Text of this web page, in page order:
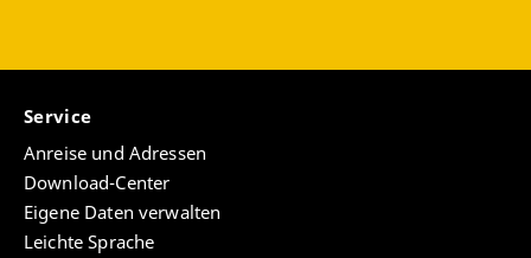
Service
Anreise und Adressen
Download-Center
Eigene Daten verwalten
Leichte Sprache